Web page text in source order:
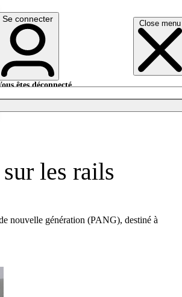
Close menu
English
Deutsch
Se connecter
êtes déconnecté.
les rails
nouvelle génération (PANG), destiné à